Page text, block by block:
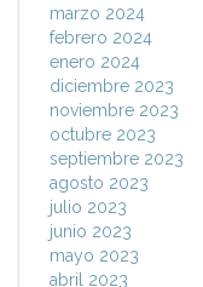
marzo 2024
febrero 2024
enero 2024
diciembre 2023
noviembre 2023
octubre 2023
septiembre 2023
agosto 2023
julio 2023
junio 2023
mayo 2023
abril 2023